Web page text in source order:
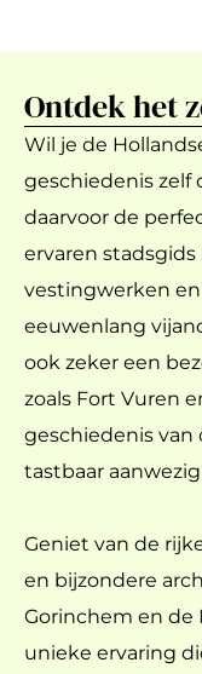
Ontdek het
Wil je de
geschiedenis zelf
daarvoor de
ervaren
vestingwerken
eeuwenlang
ook zeker een
zoals Fort Vuren
geschiedenis van
tastbaar aanwezig
Geniet van de
en bijzondere
Gorinchem en de
unieke ervaring